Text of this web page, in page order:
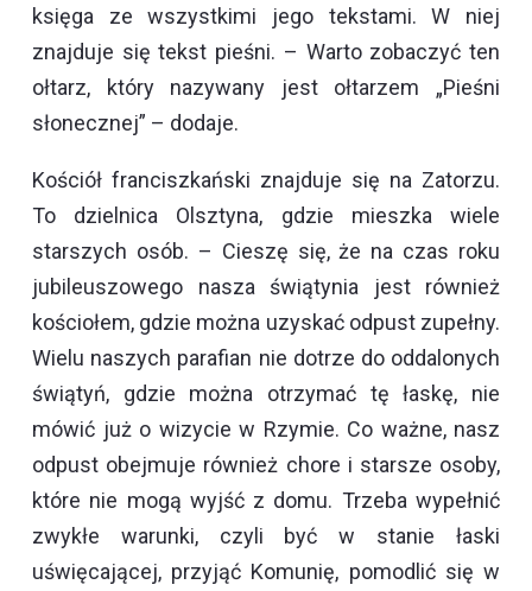
księga ze wszystkimi jego tekstami. W niej
znajduje się tekst pieśni. – Warto zobaczyć ten
ołtarz, który nazywany jest ołtarzem „Pieśni
słonecznej” – dodaje.
Kościół franciszkański znajduje się na Zatorzu.
To dzielnica Olsztyna, gdzie mieszka wiele
starszych osób. – Cieszę się, że na czas roku
jubileuszowego nasza świątynia jest również
kościołem, gdzie można uzyskać odpust zupełny.
Wielu naszych parafian nie dotrze do oddalonych
świątyń, gdzie można otrzymać tę łaskę, nie
mówić już o wizycie w Rzymie. Co ważne, nasz
odpust obejmuje również chore i starsze osoby,
które nie mogą wyjść z domu. Trzeba wypełnić
zwykłe warunki, czyli być w stanie łaski
uświęcającej, przyjąć Komunię, pomodlić się w